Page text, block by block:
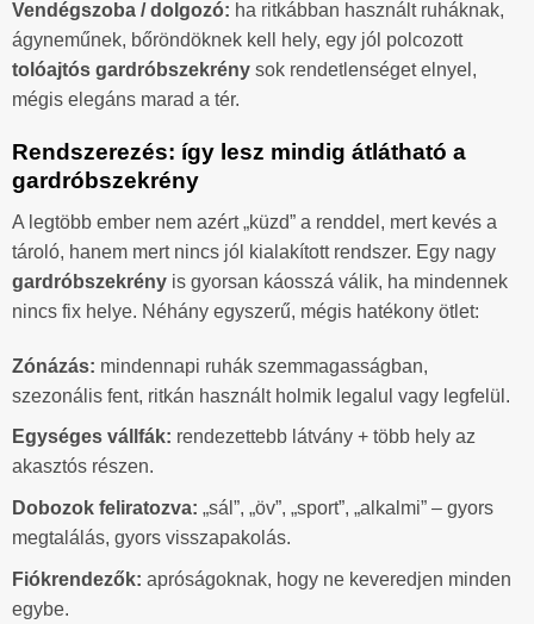
Vendégszoba / dolgozó: ha ritkábban használt ruháknak,
ágyneműnek, bőröndöknek kell hely, egy jól polcozott
tolóajtós gardróbszekrény sok rendetlenséget elnyel,
mégis elegáns marad a tér.
Rendszerezés: így lesz mindig átlátható a
gardróbszekrény
A legtöbb ember nem azért „küzd” a renddel, mert kevés a
tároló, hanem mert nincs jól kialakított rendszer. Egy nagy
gardróbszekrény is gyorsan káosszá válik, ha mindennek
nincs fix helye. Néhány egyszerű, mégis hatékony ötlet:
Zónázás: mindennapi ruhák szemmagasságban,
szezonális fent, ritkán használt holmik legalul vagy legfelül.
Egységes vállfák: rendezettebb látvány + több hely az
akasztós részen.
Dobozok feliratozva: „sál”, „öv”, „sport”, „alkalmi” – gyors
megtalálás, gyors visszapakolás.
Fiókrendezők: apróságoknak, hogy ne keveredjen minden
egybe.